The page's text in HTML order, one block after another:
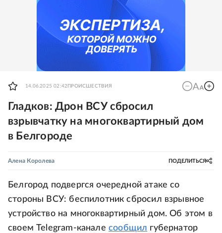
14.06.2025 02:42 ПРОИСШЕСТВИЯ
Гладков: Дрон ВСУ сбросил
взрывчатку на многоквартирный дом
в Белгороде
Алена Королева ПОДЕЛИТЬСЯ
Белгород подвергся очередной атаке со
стороны ВСУ: беспилотник сбросил взрывное
устройство на многоквартирный дом. Об этом в
своем Telegram-канале сообщил губернатор